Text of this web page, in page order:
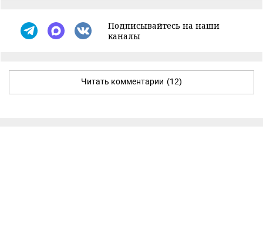
Подписывайтесь на наши
каналы
Читать комментарии (12)